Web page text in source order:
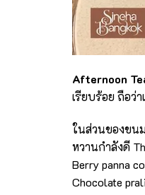
Afternoon
เรียบร้อย ถือว่
ในส่วนของขน
หวานกำลังดี
Berry panna
Chocolate